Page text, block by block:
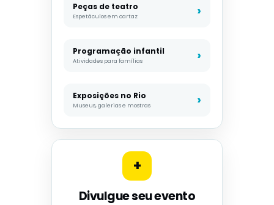
Peças de teatro
Espetáculos em cartaz
Programação infantil
Atividades para famílias
Exposições no Rio
Museus, galerias e mostras
+
Divulgue seu evento